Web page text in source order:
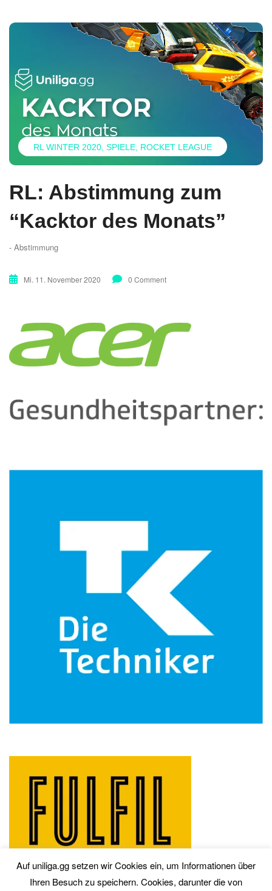
RL WINTER 2020 SPIELE ROCKET LEAGUE
RL: Abstimmung zum
“Kacktor des Monats”
- Abstimmung
Mi. 11. November 2020 0 Comment
Auf uniliga.gg setzen wir Cookies ein, um Informationen über
Ihren Besuch zu speichern. Cookies, darunter die von